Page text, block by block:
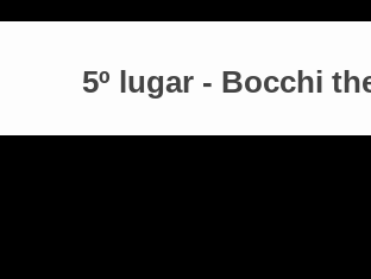
5º lugar - Bocchi